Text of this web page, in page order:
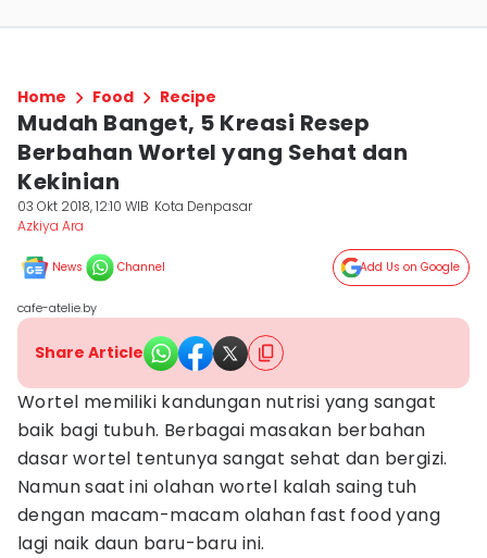
Home Food Recipe
Mudah Banget, 5 Kreasi Resep
Berbahan Wortel yang Sehat dan
Kekinian
03 Okt 2018, 12:10 WIB Kota Denpasar
Azkiya Ara
News Channel Add Us on Google
cafe-atelie.by
Share Article
Wortel memiliki kandungan nutrisi yang sangat
baik bagi tubuh. Berbagai masakan berbahan
dasar wortel tentunya sangat sehat dan bergizi.
Namun saat ini olahan wortel kalah saing tuh
dengan macam-macam olahan fast food yang
lagi naik daun baru-baru ini.